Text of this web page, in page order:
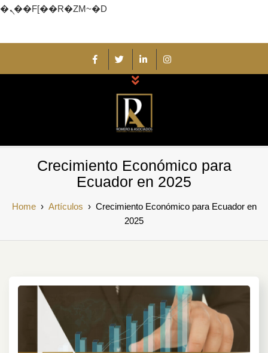
�ܢ��F[��R�ZM~�D
Romero y
Asociados
Crecimiento Económico para
Ecuador en 2025
Home› Artículos › Crecimiento Económico para Ecuador en
2025